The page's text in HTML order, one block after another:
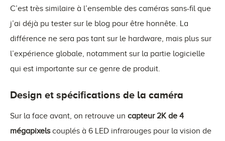
C’est très similaire à l’ensemble des caméras sans-fil que
j’ai déjà pu tester sur le blog pour être honnête. La
différence ne sera pas tant sur le hardware, mais plus sur
l’expérience globale, notamment sur la partie logicielle
qui est importante sur ce genre de produit.
Design et spécifications de la caméra
Sur la face avant, on retrouve un capteur 2K de 4
mégapixelscouplés à 6 LED infrarouges pour la vision de